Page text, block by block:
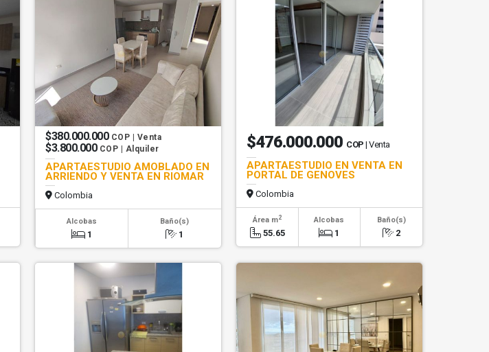
$380.000.000 COP | Venta
$3.800.000 COP | Alquiler
APARTAESTUDIO AMOBLADO EN
ARRIENDO Y VENTA EN RIOMAR
Colombia
Alcobas
1
Baño(s)
1
$476.000.000 COP | Venta
APARTAESTUDIO EN VENTA EN
PORTAL DE GENOVES
Colombia
Área m2
55.65
Alcobas
1
Baño(s)
2